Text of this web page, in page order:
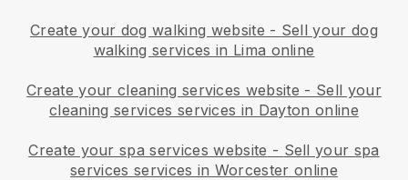
Create your dog walking website - Sell your dog
walking services in Lima online
Create your cleaning services website - Sell your
cleaning services services in Dayton online
Create your spa services website - Sell your spa
services services in Worcester online